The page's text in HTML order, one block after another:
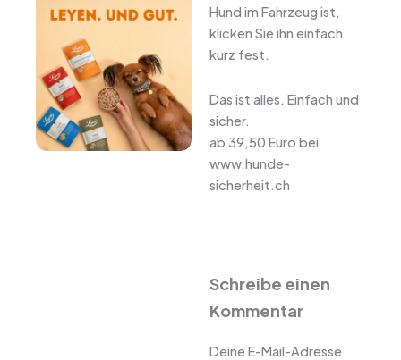
Hund im Fahrzeug ist,
klicken Sie ihn einfach
kurz fest.
Das ist alles. Einfach und
sicher.
ab 39,50 Euro bei
www.hunde-
sicherheit.ch
Schreibe einen
Kommentar
Deine E-Mail-Adresse